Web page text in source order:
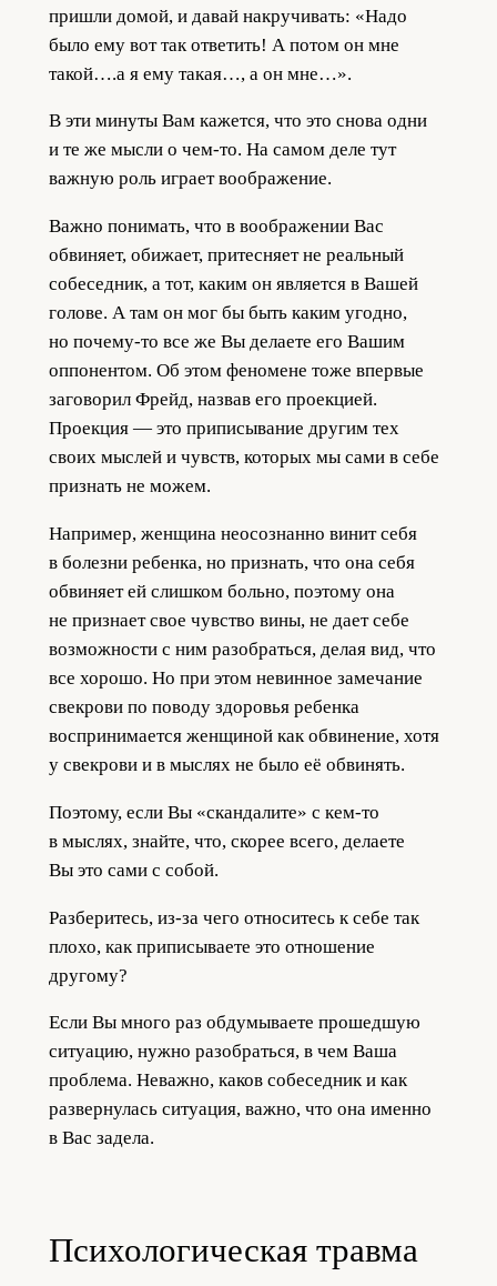
пришли домой, и давай накручивать: «Надо
было ему вот так ответить! А потом он мне
такой….а я ему такая…, а он мне…».
В эти минуты Вам кажется, что это снова одни
и те же мысли о чем-то. На самом деле тут
важную роль играет воображение.
Важно понимать, что в воображении Вас
обвиняет, обижает, притесняет не реальный
собеседник, а тот, каким он является в Вашей
голове. А там он мог бы быть каким угодно,
но почему-то все же Вы делаете его Вашим
оппонентом. Об этом феномене тоже впервые
заговорил Фрейд, назвав его проекцией.
Проекция — это приписывание другим тех
своих мыслей и чувств, которых мы сами в себе
признать не можем.
Например, женщина неосознанно винит себя
в болезни ребенка, но признать, что она себя
обвиняет ей слишком больно, поэтому она
не признает свое чувство вины, не дает себе
возможности с ним разобраться, делая вид, что
все хорошо. Но при этом невинное замечание
свекрови по поводу здоровья ребенка
воспринимается женщиной как обвинение, хотя
у свекрови и в мыслях не было её обвинять.
Поэтому, если Вы «скандалите» с кем-то
в мыслях, знайте, что, скорее всего, делаете
Вы это сами с собой.
Разберитесь, из-за чего относитесь к себе так
плохо, как приписываете это отношение
другому?
Если Вы много раз обдумываете прошедшую
ситуацию, нужно разобраться, в чем Ваша
проблема. Неважно, каков собеседник и как
развернулась ситуация, важно, что она именно
в Вас задела.
Психологическая травма